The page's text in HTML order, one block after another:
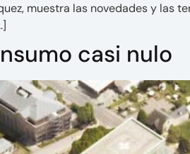
muestra las novedades y las
casi nulo